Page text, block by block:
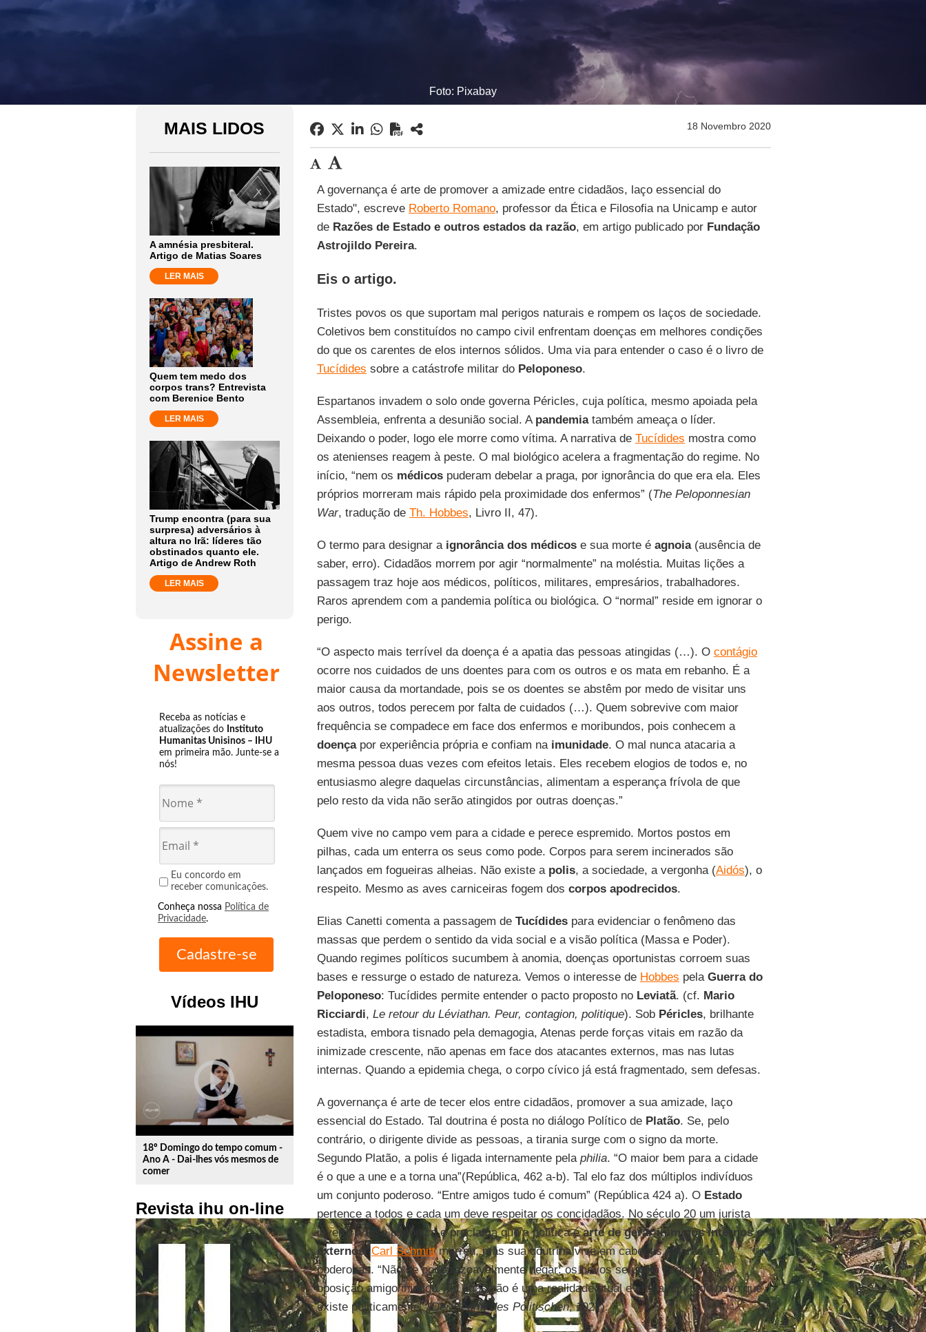
Foto: Pixabay
MAIS LIDOS
A amnésia presbiteral.
Artigo de Matias Soares
LER MAIS
Quem tem medo dos
corpos trans? Entrevista
com Berenice Bento
LER MAIS
Trump encontra (para sua
surpresa) adversários à
altura no Irã: líderes tão
obstinados quanto ele.
Artigo de Andrew Roth
LER MAIS
Assine a
Newsletter
Receba as notícias e
atualizações do Instituto
Humanitas Unisinos – IHU
em primeira mão. Junte-se a
nós!
Eu concordo em
receber comunicações.
Conheça nossa Política de
Privacidade.
Vídeos IHU
play_circle_outline
18º Domingo do tempo comum -
Ano A - Dai-lhes vós mesmos de
comer
Revista ihu on-line
18 Novembro 2020
A governança é arte de promover a amizade entre cidadãos, laço essencial do
Estado", escreve Roberto Romano, professor da Ética e Filosofia na Unicamp e autor
de Razões de Estado e outros estados da razão, em artigo publicado por Fundação
Astrojildo Pereira.
Eis o artigo.
Tristes povos os que suportam mal perigos naturais e rompem os laços de sociedade.
Coletivos bem constituídos no campo civil enfrentam doenças em melhores condições
do que os carentes de elos internos sólidos. Uma via para entender o caso é o livro de
Tucídides sobre a catástrofe militar do Peloponeso.
Espartanos invadem o solo onde governa Péricles, cuja política, mesmo apoiada pela
Assembleia, enfrenta a desunião social. A pandemiatambém ameaça o líder.
Deixando o poder, logo ele morre como vítima. A narrativa de Tucídides mostra como
os atenienses reagem à peste. O mal biológico acelera a fragmentação do regime. No
início, “nem os médicospuderam debelar a praga, por ignorância do que era ela. Eles
próprios morreram mais rápido pela proximidade dos enfermos” (The Peloponnesian
War, tradução de Th. Hobbes, Livro II, 47).
O termo para designar a ignorância dos médicose sua morte é agnoia(ausência de
saber, erro). Cidadãos morrem por agir “normalmente” na moléstia. Muitas lições a
passagem traz hoje aos médicos, políticos, militares, empresários, trabalhadores.
Raros aprendem com a pandemia política ou biológica. O “normal” reside em ignorar o
perigo.
“O aspecto mais terrível da doença é a apatia das pessoas atingidas (…). O contágio
ocorre nos cuidados de uns doentes para com os outros e os mata em rebanho. É a
maior causa da mortandade, pois se os doentes se abstêm por medo de visitar uns
aos outros, todos perecem por falta de cuidados (…). Quem sobrevive com maior
frequência se compadece em face dos enfermos e moribundos, pois conhecem a
doençapor experiência própria e confiam na imunidade. O mal nunca atacaria a
mesma pessoa duas vezes com efeitos letais. Eles recebem elogios de todos e, no
entusiasmo alegre daquelas circunstâncias, alimentam a esperança frívola de que
pelo resto da vida não serão atingidos por outras doenças.”
Quem vive no campo vem para a cidade e perece espremido. Mortos postos em
pilhas, cada um enterra os seus como pode. Corpos para serem incinerados são
lançados em fogueiras alheias. Não existe a polis, a sociedade, a vergonha (Aidós), o
respeito. Mesmo as aves carniceiras fogem dos corpos apodrecidos.
Elias Canetti comenta a passagem de Tucídidespara evidenciar o fenômeno das
massas que perdem o sentido da vida social e a visão política (Massa e Poder).
Quando regimes políticos sucumbem à anomia, doenças oportunistas corroem suas
bases e ressurge o estado de natureza. Vemos o interesse de Hobbes pela Guerra do
Peloponeso: Tucídides permite entender o pacto proposto no Leviatã. (cf. Mario
Ricciardi, Le retour du Léviathan. Peur, contagion, politique). Sob Péricles, brilhante
estadista, embora tisnado pela demagogia, Atenas perde forças vitais em razão da
inimizade crescente, não apenas em face dos atacantes externos, mas nas lutas
internas. Quando a epidemia chega, o corpo cívico já está fragmentado, sem defesas.
A governança é arte de tecer elos entre cidadãos, promover a sua amizade, laço
essencial do Estado. Tal doutrina é posta no diálogo Político de Platão. Se, pelo
contrário, o dirigente divide as pessoas, a tirania surge com o signo da morte.
Segundo Platão, a polis é ligada internamente pela philia. “O maior bem para a cidade
é o que a une e a torna una”(República, 462 a-b). Tal elo faz dos múltiplos indivíduos
um conjunto poderoso. “Entre amigos tudo é comum” (República 424 a). O Estado
pertence a todos e cada um deve respeitar os concidadãos. No século 20 um jurista
inverte a tese platônica e proclama que a política éarte de gerar inimigos internos e
externos. Carl Schmittmorreu, mas sua doutrina vive em cabeças ignaras e
poderosas. “Não se pode razoavelmente negar: os povos se unem conforme a
oposição amigo/inimigo. Tal oposição é uma realidade atual e virtual em todo povo que
existe politicamente” (Der Begriff des Politischen, 1927).